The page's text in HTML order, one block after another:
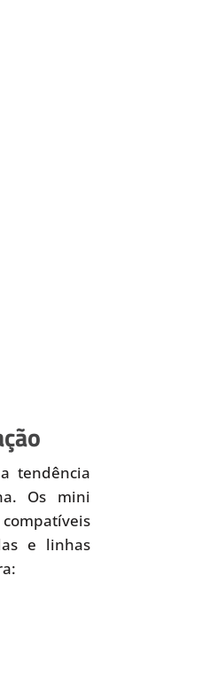
tendência
Os mini
e linhas